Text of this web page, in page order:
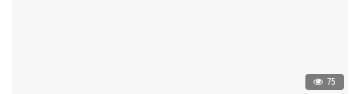
75